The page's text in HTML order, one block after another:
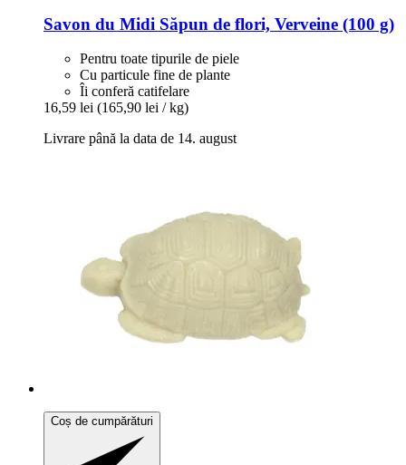
Savon du Midi Săpun de flori, Verveine (100 g)
Pentru toate tipurile de piele
Cu particule fine de plante
Îi conferă catifelare
16,59 lei (165,90 lei / kg)
Livrare până la data de 14. august
Coș de cumpărături